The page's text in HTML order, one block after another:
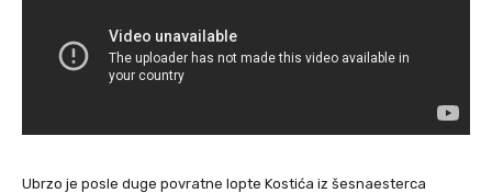
Ubrzo je posle duge povratne lopte Kostića iz šesnaesterca